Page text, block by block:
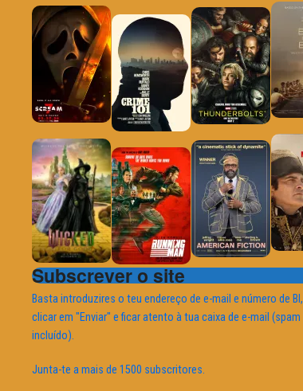
Subscrever o site
Basta introduzires o teu endereço de e-mail e número de BI,
clicar em "Enviar" e ficar atento à tua caixa de e-mail (spam
incluído).
Junta-te a mais de 1500 subscritores.